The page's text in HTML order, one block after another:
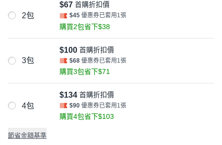
2包
$67 首購折扣價
$45 優惠券已套用1張
購買2包省下$38
3包
$100 首購折扣價
$68 優惠券已套用1張
購買3包省下$71
4包
$134 首購折扣價
$90 優惠券已套用1張
購買4包省下$103
節省金額基準